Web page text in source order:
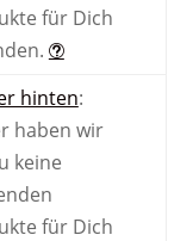
für Dich
hinten:
haben wir
keine
für Dich